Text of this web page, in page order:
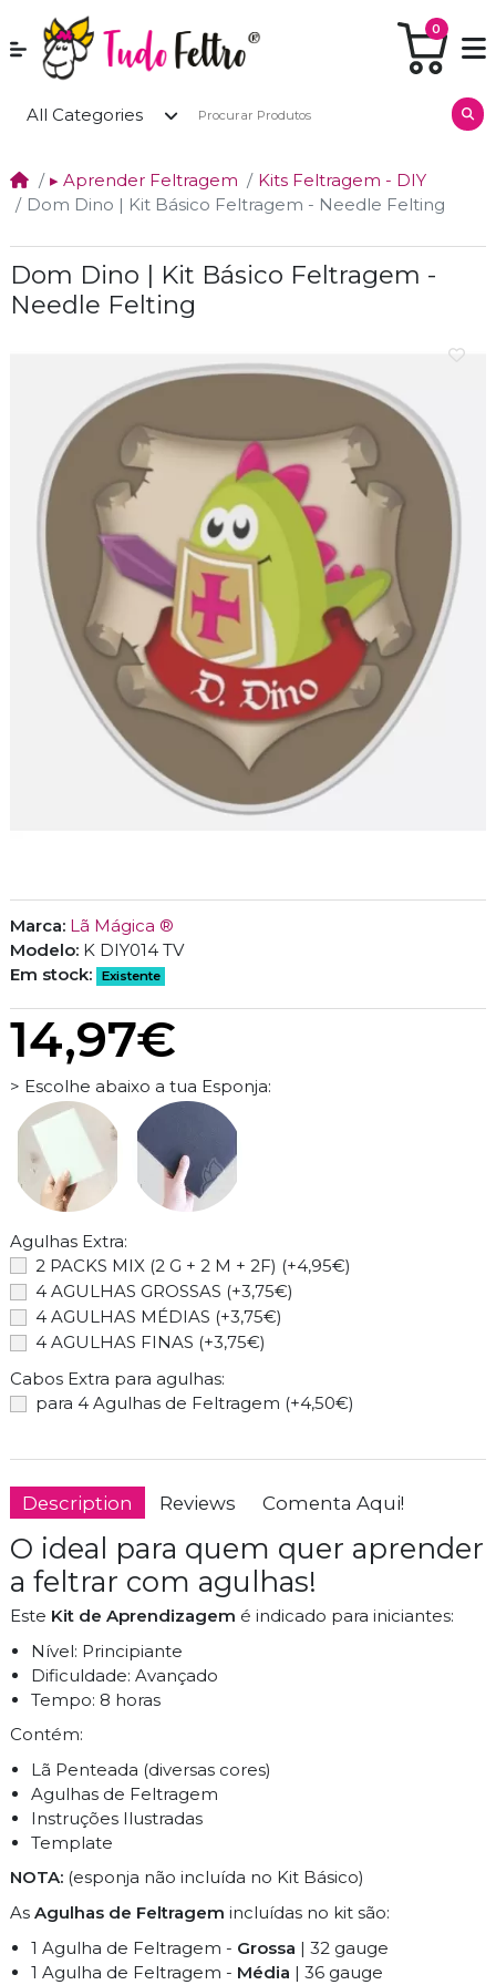
0
All Categories
▸ Aprender Feltragem
Kits Feltragem - DIY
Dom Dino | Kit Básico Feltragem - Needle Felting
Dom Dino | Kit Básico Feltragem -
Needle Felting
Marca: Lã Mágica ®
Modelo: K DIY014 TV
Em stock:
Existente
14,97€
> Escolhe abaixo a tua Esponja:
Agulhas Extra:
2 PACKS MIX (2 G + 2 M + 2F) (+4,95€)
4 AGULHAS GROSSAS (+3,75€)
4 AGULHAS MÉDIAS (+3,75€)
4 AGULHAS FINAS (+3,75€)
Cabos Extra para agulhas:
para 4 Agulhas de Feltragem (+4,50€)
Description Reviews Comenta Aqui!
O ideal para quem quer aprender
a feltrar com agulhas!
Este Kit de Aprendizagem é indicado para iniciantes:
Nível: Principiante
Dificuldade:Avançado
Tempo: 8 horas
Contém:
Lã Penteada (diversas cores)
Agulhas de Feltragem
Instruções Ilustradas
Template
NOTA: (esponja não incluída no Kit Básico)
As Agulhas de Feltragem incluídas no kit são:
1 Agulha de Feltragem - Grossa | 32 gauge
1 Agulha de Feltragem - Média | 36 gauge